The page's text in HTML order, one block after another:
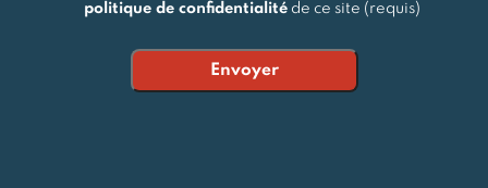
politique de confidentialitéde ce site (requis)